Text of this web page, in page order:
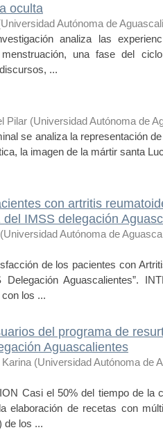
oculta
Universidad Autónoma de
analiza las
una fase del
...
Pilar (Universidad Autónoma de
se analiza la representación
la imagen de la mártir santa
con artritis
del IMSS delegación
(Universidad Autónoma de
de los pacientes con
Aguascalientes”.
los ...
del programa de
Aguascalientes
(Universidad Autónoma de
Casi el 50% del tiempo de la
elaboración de recetas con
de los ...